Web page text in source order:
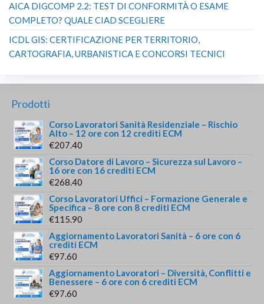
AICA DIGCOMP 2.2: TEST DI CONFORMITÀ O ESAME
COMPLETO? QUALE CIAD SCEGLIERE
ICDL GIS: CERTIFICAZIONE PER TERRITORIO,
CARTOGRAFIA, URBANISTICA E CONCORSI TECNICI
Prodotti
Corso Lavoratori Sanità Residenziale – Rischio
Alto – 12 ore con 12 crediti ECM
€207.40
Corso Datore di Lavoro – Sicurezza sul Lavoro –
16 ore con 16 crediti ECM
€268.40
Corso Lavoratori Uffici – Formazione Generale e
Specifica – 8 ore con 8 crediti ECM
€115.90
Aggiornamento Lavoratori Sanità – 6 ore con 6
crediti ECM
€97.60
Aggiornamento Lavoratori – Diversità, Conflitti e
Benessere – 6 ore con 6 crediti ECM
€97.60